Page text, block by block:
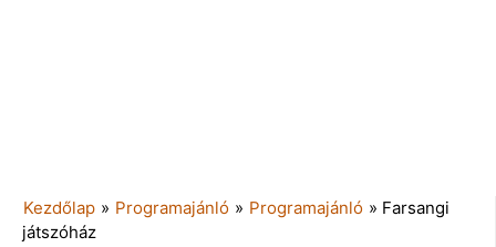
Kezdőlap » Programajánló » Programajánló » Farsangi
játszóház